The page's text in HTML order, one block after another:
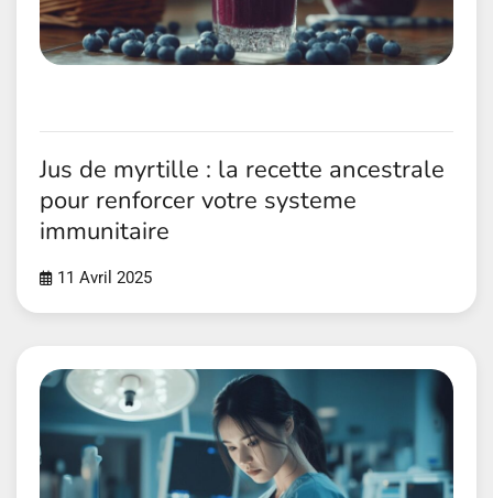
Jus de myrtille : la recette ancestrale
pour renforcer votre systeme
immunitaire
11 Avril 2025